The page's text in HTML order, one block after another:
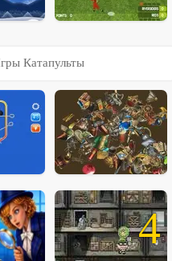
Катапульты
4